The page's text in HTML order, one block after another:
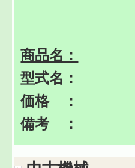
商品名：
型式名：
価格 ：
備考 ：